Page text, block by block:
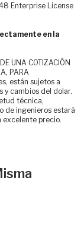
Enterprise License
en la
UNA COTIZACIÓN
PARA
están sujetos a
y cambios del dolar.
técnica,
de ingenieros estará
excelente precio.